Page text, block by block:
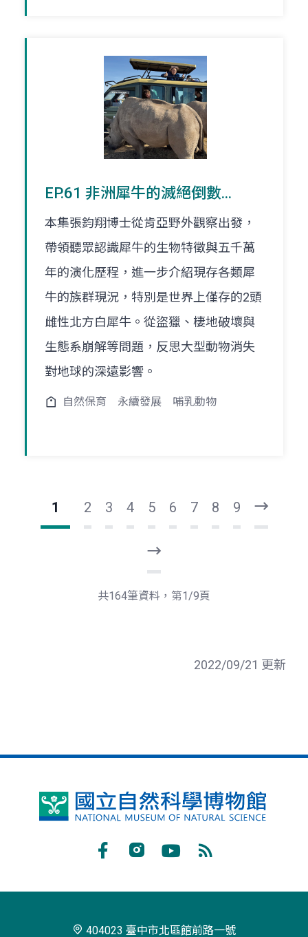
EP.61 非洲犀牛的滅絕倒數...
本集張鈞翔博士從肯亞野外觀察出發，
帶領聽眾認識犀牛的生物特徵與五千萬
年的演化歷程，進一步介紹現存各類犀
牛的族群現況，特別是世界上僅存的2頭
雌性北方白犀牛。從盜獵、棲地破壞與
生態系崩解等問題，反思大型動物消失
對地球的深遠影響。
自然保育 永續發展 哺乳動物
1 2 3 4 5 6 7 8 9
一
後
一
共164筆資料，第1/9頁
2022/09/21 更新
國
閱
404023 臺中市北區館前路一號